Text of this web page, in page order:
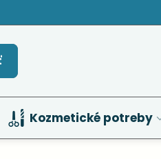
Kozmetické potreby